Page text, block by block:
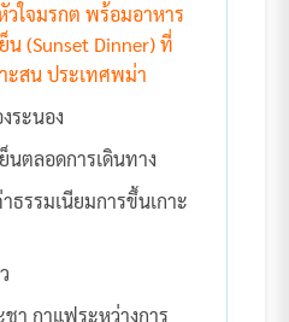
วใจมรกต พร้อมอาหาร
น (Sunset Dinner) ที่
ะสน ประเทศพม่า
ระนอง
นตลอดการเดินทาง
รรมเนียมการขึ้นเกาะ
า กาแฟระหว่างการ